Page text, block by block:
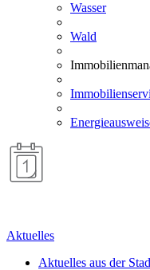
Wasser
Wald
Aktuelles
Aktuelles aus der